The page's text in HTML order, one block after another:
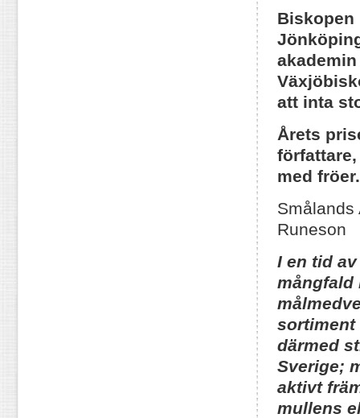
Biskopen
att inta
Årets
med fröer.
Runeson
I en tid
mångfald
sortiment
därmed
Sverige;
aktivt
mullens